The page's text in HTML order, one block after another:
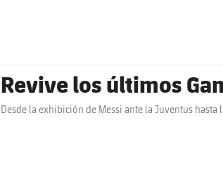
Revive los últimos
Desde la exhibición de Messi ante la Juventus